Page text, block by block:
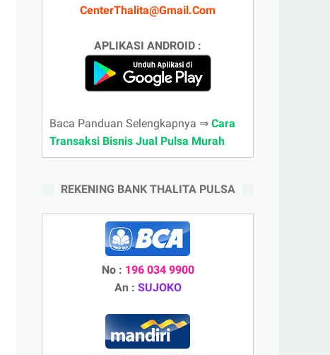
CenterThalita@Gmail.Com
APLIKASI ANDROID :
Baca Panduan Selengkapnya ⇒ Cara
Transaksi Bisnis Jual Pulsa Murah
REKENING BANK THALITA PULSA
No : 196 034 9900
An : SUJOKO